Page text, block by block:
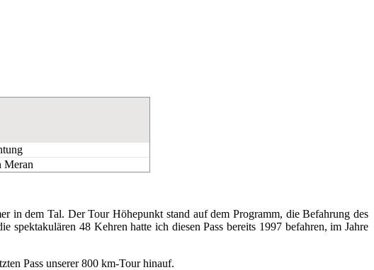
Meran
in dem Tal. Der Tour Höhepunkt stand auf dem Programm, die Befahrung des
48 Kehren hatte ich diesen Pass bereits 1997 befahren, im Jahre
Pass unserer 800 km-Tour hinauf.